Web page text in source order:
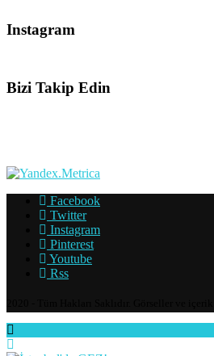
Instagram
Bizi Takip Edin
Facebook
Twitter
Instagram
Pinterest
Youtube
Rss